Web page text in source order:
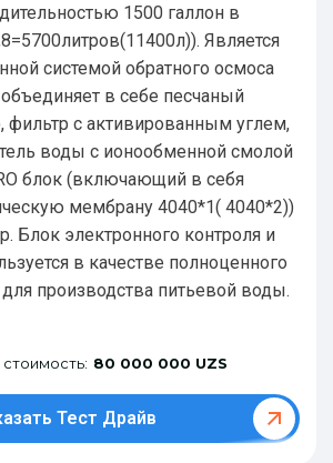
1500 галлон в
Является
системой обратного осмоса
в себе песчаный
фильтр с активированным углем,
воды с ионообменной смолой
блок (включающий в себя
мембрану 4040*1( 4040*2))
Блок электронного контроля и
в качестве полноценного
производства питьевой воды.
80 000 000 UZS
Тест Драйв